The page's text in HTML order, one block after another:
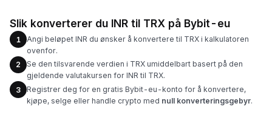
Slik konverterer du INR til TRX på Bybit-eu
1
Angi beløpet INR du ønsker å konvertere til TRX i kalkulatoren
ovenfor.
2
Se den tilsvarende verdien i TRX umiddelbart basert på den
gjeldende valutakursen for INR til TRX.
3
Registrer deg for en gratis Bybit-eu-konto for å konvertere,
kjøpe, selge eller handle crypto med null konverteringsgebyr.